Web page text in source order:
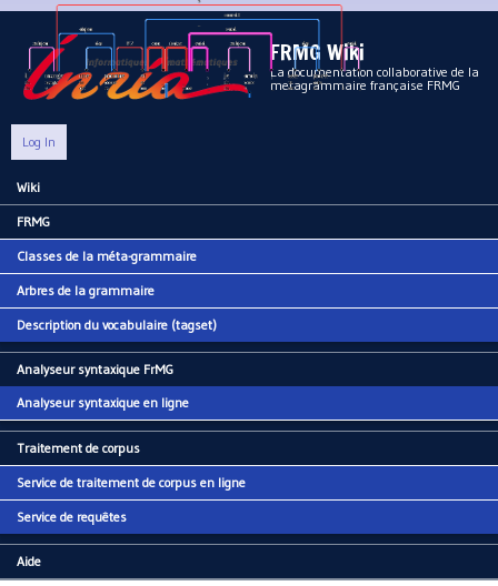
Aller au contenu principal
FRMG Wiki
La documentation collaborative de la
metagrammaire française FRMG
Log In
Main menu
Wiki
FRMG
Classes de la méta-grammaire
Arbres de la grammaire
Description du vocabulaire (tagset)
Analyseur syntaxique FrMG
Analyseur syntaxique en ligne
Traitement de corpus
Service de traitement de corpus en ligne
Service de requêtes
Aide